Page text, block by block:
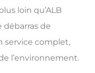
loin qu’ALB
débarras de
service complet,
l’environnement.